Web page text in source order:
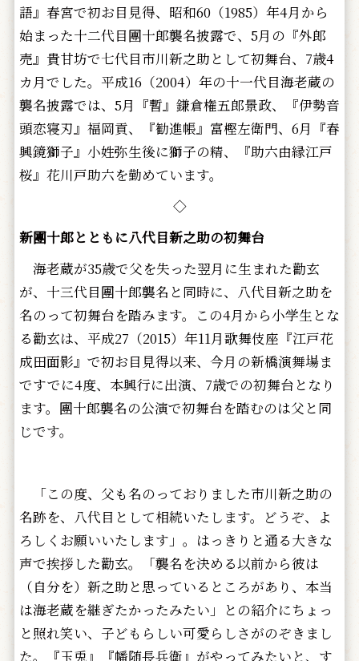
語』春宮で初お目見得、昭和60（1985）年4月から
始まった十二代目團十郎襲名披露で、5月の『外郎
売』貴甘坊で七代目市川新之助として初舞台、7歳4
カ月でした。平成16（2004）年の十一代目海老蔵の
襲名披露では、5月『暫』鎌倉権五郎景政、『伊勢音
頭恋寝刃』福岡貢、『勧進帳』富樫左衛門、6月『春
興鏡獅子』小姓弥生後に獅子の精、『助六由縁江戸
桜』花川戸助六を勤めています。
◇
新團十郎とともに八代目新之助の初舞台
海老蔵が35歳で父を失った翌月に生まれた勸玄
が、十三代目團十郎襲名と同時に、八代目新之助を
名のって初舞台を踏みます。この4月から小学生とな
る勸玄は、平成27（2015）年11月歌舞伎座『江戸花
成田面影』で初お目見得以来、今月の新橋演舞場ま
ですでに4度、本興行に出演、7歳での初舞台となり
ます。團十郎襲名の公演で初舞台を踏むのは父と同
じです。
「この度、父も名のっておりました市川新之助の
名跡を、八代目として相続いたします。どうぞ、よ
ろしくお願いいたします」。はっきりと通る大きな
声で挨拶した勸玄。「襲名を決める以前から彼は
（自分を）新之助と思っているところがあり、本当
は海老蔵を継ぎたかったみたい」との紹介にちょっ
と照れ笑い、子どもらしい可愛らしさがのぞきまし
た。『玉兎』『幡随長兵衛』がやってみたいと、す